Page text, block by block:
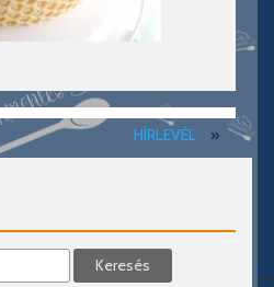
HÍRLEVÉL »